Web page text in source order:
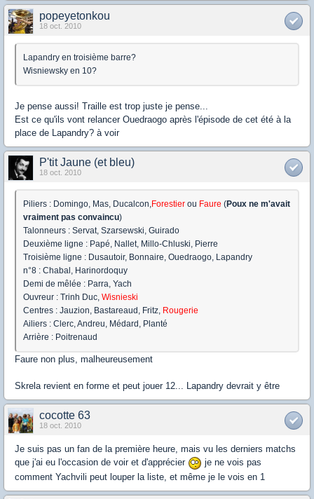
popeyetonkou
18 oct. 2010
Lapandry en troisième barre?
Wisniewsky en 10?
Je pense aussi! Traille est trop juste je pense...
Est ce qu'ils vont relancer Ouedraogo après l'épisode de cet été à la
place de Lapandry? à voir
P'tit Jaune (et bleu)
18 oct. 2010
Piliers : Domingo, Mas, Ducalcon,Forestier ou Faure (Poux ne m'avait
vraiment pas convaincu)
Talonneurs : Servat, Szarsewski, Guirado
Deuxième ligne : Papé, Nallet, Millo-Chluski, Pierre
Troisième ligne : Dusautoir, Bonnaire, Ouedraogo, Lapandry
n°8 : Chabal, Harinordoquy
Demi de mêlée : Parra, Yach
Ouvreur : Trinh Duc, Wisnieski
Centres : Jauzion, Bastareaud, Fritz, Rougerie
Ailiers : Clerc, Andreu, Médard, Planté
Arrière : Poitrenaud
Faure non plus, malheureusement
Skrela revient en forme et peut jouer 12... Lapandry devrait y être
cocotte 63
18 oct. 2010
Je suis pas un fan de la première heure, mais vu les derniers matchs
que j'ai eu l'occasion de voir et d'apprécier
je ne vois pas
comment Yachvili peut louper la liste, et même je le vois en 1